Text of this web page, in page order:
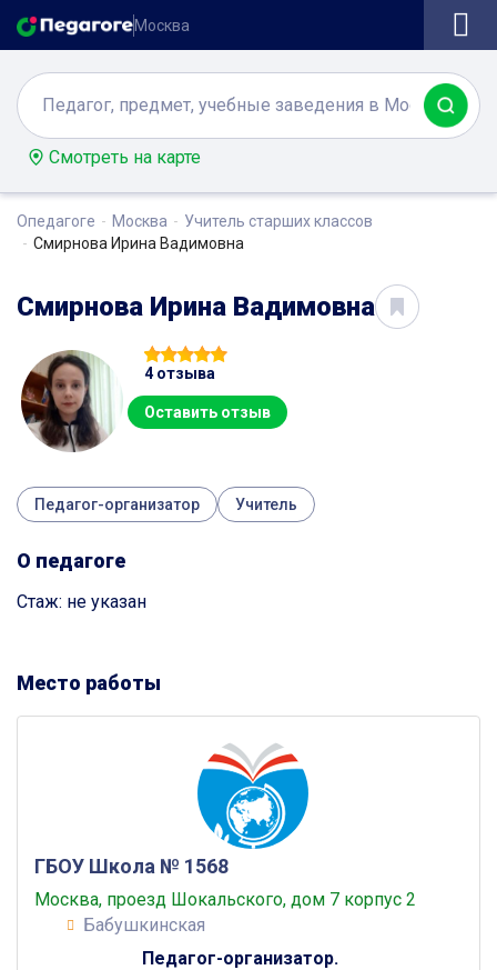
Москва
Смотреть на карте
Опедагоге Москва
Учитель старших классов
Смирнова Ирина Вадимовна
Смирнова Ирина Вадимовна
4 отзыва
Оставить отзыв
Педагог-организатор Учитель
О педагоге
Стаж: не указан
Место работы
Педагог-организатор.
ГБОУ Школа № 1568
Москва, проезд Шокальского, дом 7 корпус 2
Бабушкинская